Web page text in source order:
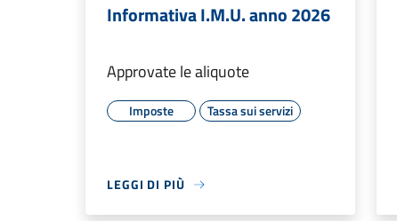
Informativa I.M.U. anno 2026
Approvate le aliquote
Imposte Tassa sui servizi
LEGGI DI PIÙ